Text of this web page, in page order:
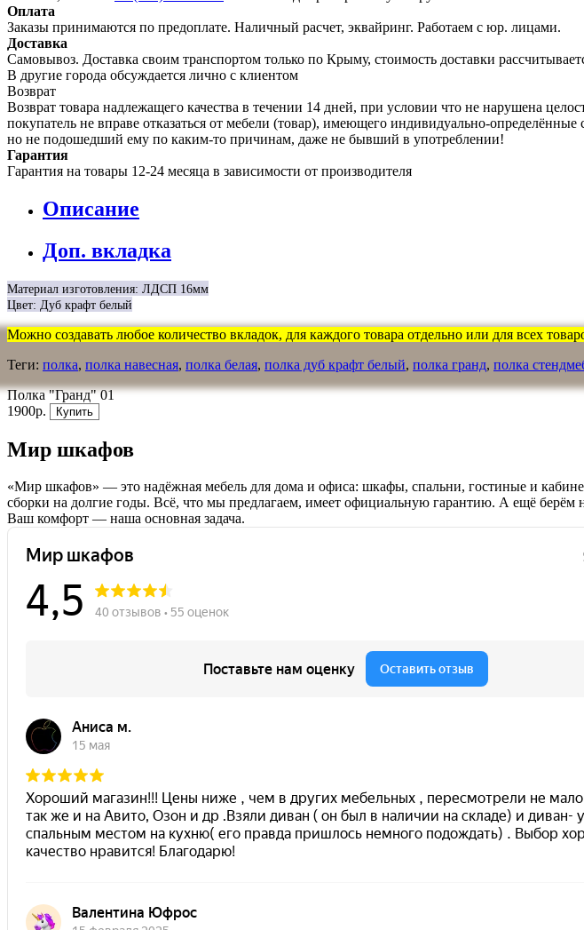
Оплата
Заказы принимаются по предоплате. Наличный расчет, эквайринг. Работаем с юр. лицами.
Доставка
Самовывоз. Доставка своим транспортом только по Крыму, стоимость доставки
В другие города обсуждается лично с клиентом
Возврат
Возврат товара надлежащего качества в течении 14 дней, при условии что не нарушена
покупатель не вправе отказаться от мебели (товар), имеющего индивидуально-
но не подошедший eмy по каким-то причинам, даже не бывший в употреблении!
Гарантия
Гарантия на товары 12-24 месяца в зависимости от производителя
Описание
Доп. вкладка
Материал изготовления: ЛДСП 16мм
Цвет: Дуб крафт белый
Можно создавать любое количество вкладок, для каждого товара отдельно или для всех
Теги: полка, полка навесная, полка белая, полка дуб крафт белый, полка гранд, полка
Полка "Гранд" 01
1900р.
Купить
Мир шкафов
«Мир шкафов» — это надёжная мебель для дома и офиса: шкафы, спальни, гостиные и
сборки на долгие годы. Всё, что мы предлагаем, имеет официальную гарантию. А ещё
Ваш комфорт — наша основная задача.